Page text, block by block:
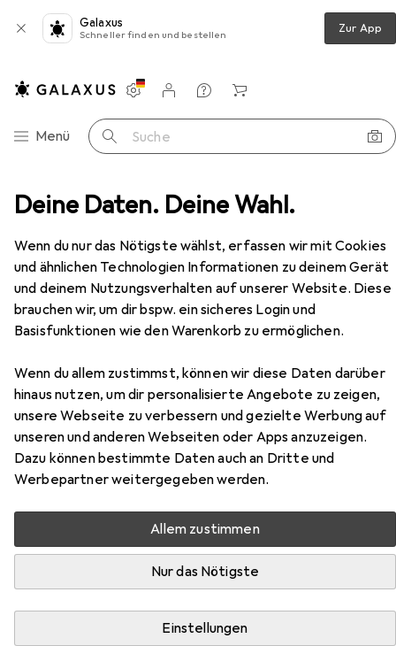
Deine Daten. Deine Wahl.
Wenn du nur das Nötigste wählst, erfassen wir mit Cookies
und ähnlichen Technologien Informationen zu deinem Gerät
und deinem Nutzungsverhalten auf unserer Website. Diese
brauchen wir, um dir bspw. ein sicheres Login und
Basisfunktionen wie den Warenkorb zu ermöglichen.
Wenn du allem zustimmst, können wir diese Daten darüber
hinaus nutzen, um dir personalisierte Angebote zu zeigen,
unsere Webseite zu verbessern und gezielte Werbung auf
unseren und anderen Webseiten oder Apps anzuzeigen.
Dazu können bestimmte Daten auch an Dritte und
Werbepartner weitergegeben werden.
Allem zustimmen
Nur das Nötigste
Einstellungen
Galaxus
Schneller finden und bestellen Zur App
Navigation nach Kategorien
Menü Suche
Einstellungen
Kundenkonto
Vergleichslisten
Merklisten
Warenkorb
Garderobe + Kleiderstange Topeshop Duo Biel
EUR
227,23
TopeshopDuo Biel
Hier findest du passendes Zubehör zum Produkt
Topeshop Duo Biel aus der Kategorie Fussmatte.